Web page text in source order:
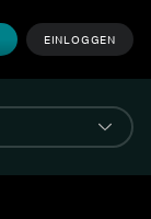
EINLOGGEN